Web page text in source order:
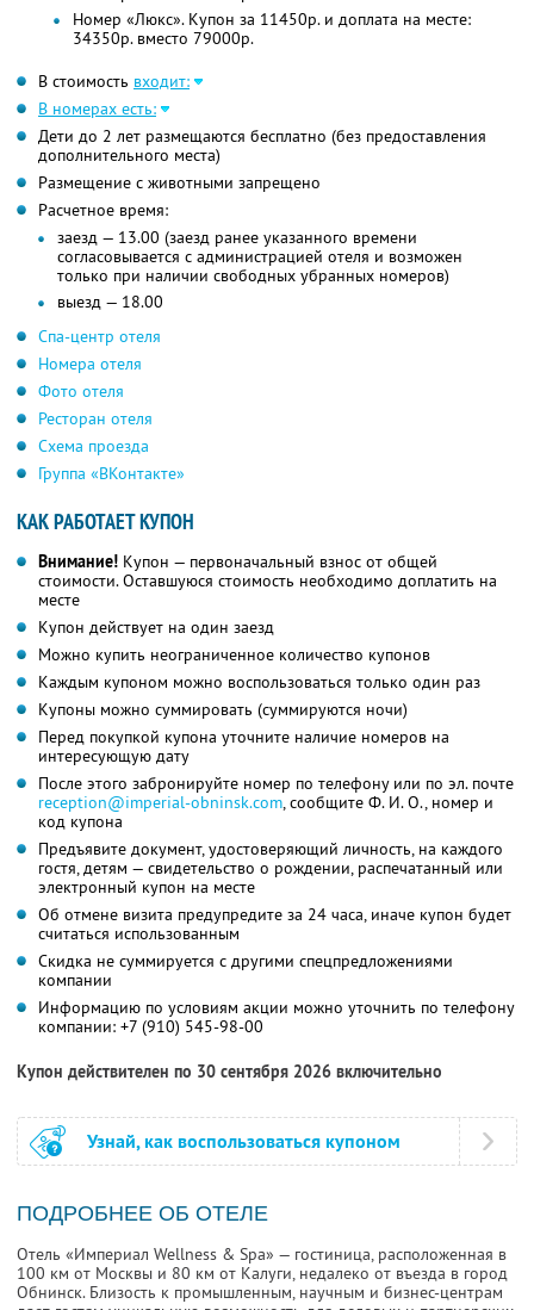
Номер «Люкс». Купон за 11450р. и доплата на месте:
34350р. вместо 79000р.
В стоимость входит:
В номерах есть:
Дети до 2 лет размещаются бесплатно (без предоставления
дополнительного места)
Размещение с животными запрещено
Расчетное время:
заезд — 13.00 (заезд ранее указанного времени
согласовывается с администрацией отеля и возможен
только при наличии свободных убранных номеров)
выезд — 18.00
Спа-центр отеля
Номера отеля
Фото отеля
Ресторан отеля
Схема проезда
Группа «ВКонтакте»
КАК РАБОТАЕТ КУПОН
Внимание! Купон — первоначальный взнос от общей
стоимости. Оставшуюся стоимость необходимо доплатить на
месте
Купон действует на один заезд
Можно купить неограниченное количество купонов
Каждым купоном можно воспользоваться только один раз
Купоны можно суммировать (суммируются ночи)
Перед покупкой купона уточните наличие номеров на
интересующую дату
После этого забронируйте номер по телефону или по эл. почте
reception@imperial-obninsk.com,сообщите Ф. И. О.,номер и
код купона
Предъявите документ, удостоверяющий личность, на каждого
гостя, детям — свидетельство о рождении, распечатанный или
электронный купон на месте
Об отмене визита предупредите за 24 часа, иначе купон будет
считаться использованным
Скидка не суммируется с другими спецпредложениями
компании
Информацию по условиям акции можно уточнить по телефону
компании: +7 (910) 545-98-00
Купон действителен по 30 сентября 2026 включительно
Узнай, как воспользоваться купоном
ПОДРОБНЕЕ ОБ ОТЕЛЕ
Отель «Империал Wellness & Spa» — гостиница, расположенная в
100 км от Москвы и 80 км от Калуги, недалеко от въезда в город
Обнинск. Близость к промышленным, научным и бизнес-центрам